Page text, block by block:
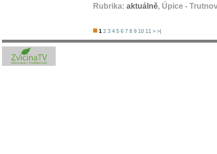
Rubrika: aktuálně, Úpice -
1 2 3 4 5 6 7 8 9 10 11 > >|